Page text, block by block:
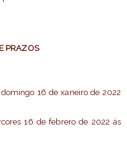
domingo 16 de xaneiro de 2022
16 de febrero de 2022 ás